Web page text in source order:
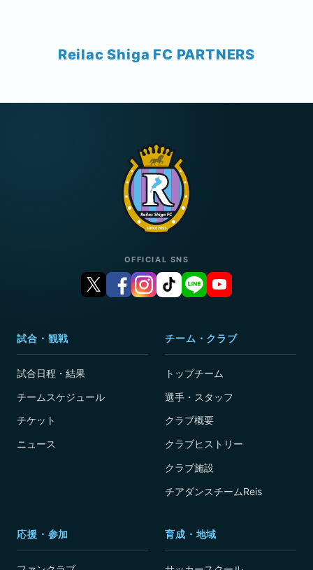
Reilac Shiga FC PARTNERS
OFFICIAL SNS
試合・観戦
試合日程・結果
チームスケジュール
チケット
ニュース
チーム・クラブ
トップチーム
選手・スタッフ
クラブ概要
クラブヒストリー
クラブ施設
チアダンスチームReis
応援・参加 育成・地域